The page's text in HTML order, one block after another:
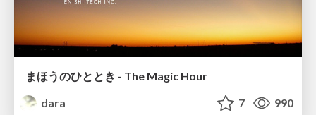
まほうのひととき - The Magic Hour
dara
7 990